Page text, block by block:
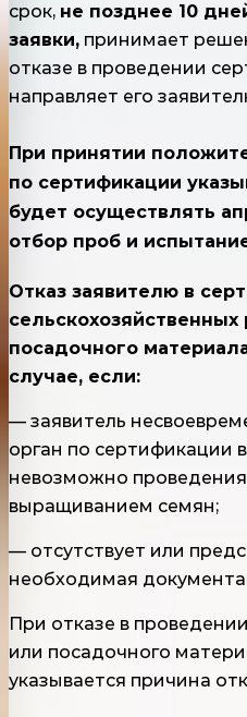
срок, не позднее 10
заявки, принимает
отказе в проведении
направляет его
При принятии
по сертификации
будет осуществлять
отбор проб и
Отказ заявителю в
сельскохозяйственных
посадочного
случае, если:
— заявитель
орган по сертификации
невозможно
выращиванием семян;
— отсутствует или
необходимая
При отказе в
или посадочного
указывается причина